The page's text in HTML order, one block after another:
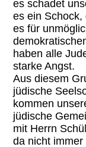
es schadet
es ein Schock,
es für
haben alle
starke Angst.
Aus diesem
jüdische
kommen
jüdische
mit Herrn
da nicht